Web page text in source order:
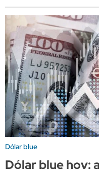
Dólar blue
Dólar blue hoy: